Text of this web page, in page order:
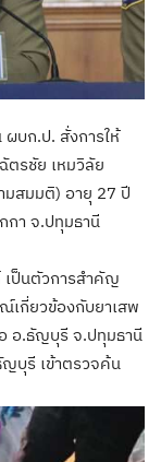
บก.ป. สั่งการให้
รชัย เหมวิลัย
มสมมติ) อายุ 27 ปี
กา จ.ปทุมธานี
เป็นตัวการสำคัญ
เกี่ยวข้องกับยาเสพ
อ.ธัญบุรี จ.ปทุมธานี
บุรี เข้าตรวจค้น